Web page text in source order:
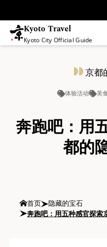
Kyoto Travel
Kyoto City Official Guide
京都
体验活动 美
奔跑吧：用
都的
首页
隐藏的宝石
奔跑吧：用五种感官探索